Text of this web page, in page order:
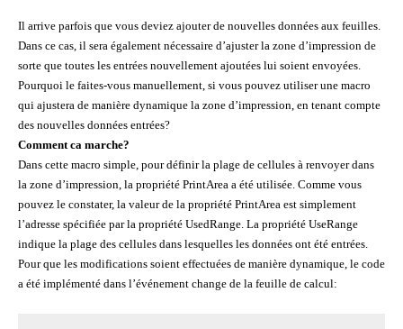
Il arrive parfois que vous deviez ajouter de nouvelles données aux feuilles.
Dans ce cas, il sera également nécessaire d’ajuster la zone d’impression de
sorte que toutes les entrées nouvellement ajoutées lui soient envoyées.
Pourquoi le faites-vous manuellement, si vous pouvez utiliser une macro
qui ajustera de manière dynamique la zone d’impression, en tenant compte
des nouvelles données entrées?
Comment ca marche?
Dans cette macro simple, pour définir la plage de cellules à renvoyer dans
la zone d’impression, la propriété PrintArea a été utilisée. Comme vous
pouvez le constater, la valeur de la propriété PrintArea est simplement
l’adresse spécifiée par la propriété UsedRange. La propriété UseRange
indique la plage des cellules dans lesquelles les données ont été entrées.
Pour que les modifications soient effectuées de manière dynamique, le code
a été implémenté dans l’événement change de la feuille de calcul: